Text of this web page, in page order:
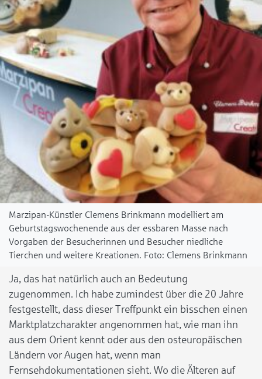
Marzipan-Künstler Clemens Brinkmann modelliert am
Geburtstagswochenende aus der essbaren Masse nach
Vorgaben der Besucherinnen und Besucher niedliche
Tierchen und weitere Kreationen.
Clemens Brinkmann
Ja, das hat natürlich auch an Bedeutung
zugenommen. Ich habe zumindest über die 20 Jahre
festgestellt, dass dieser Treffpunkt ein bisschen einen
Marktplatzcharakter angenommen hat, wie man ihn
aus dem Orient kennt oder aus den osteuropäischen
Ländern vor Augen hat, wenn man
Fernsehdokumentationen sieht. Wo die Älteren auf